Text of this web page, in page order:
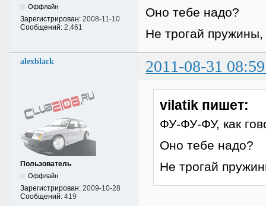
Оффлайн
Зарегистрирован: 2008-11-10
Сообщений: 2,461
Оно тебе надо?
Не трогай пружины,
alexblack 2011-08-31
Пользователь
Оффлайн
Зарегистрирован: 2009-10-28
Сообщений: 419
vilatik пишет:
ФУ-ФУ-ФУ, как
Оно тебе надо?
Не трогай